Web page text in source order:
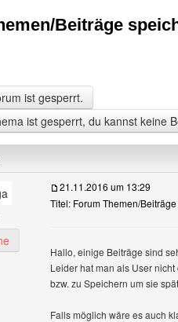
Beiträge
ist gesperrt.
ist gesperrt, du kannst keine
Profile anzeigen
21.11.2016 um 13:29
Titel: Forum Themen/
Hallo, einige Beiträge sind
Leider hat man als User
bzw. zu Speichern um sie
Falls möglich wäre es auch